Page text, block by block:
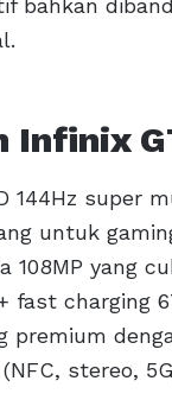
bahkan
Infinix
144Hz super
untuk
108MP yang
fast charging
premium
stereo,